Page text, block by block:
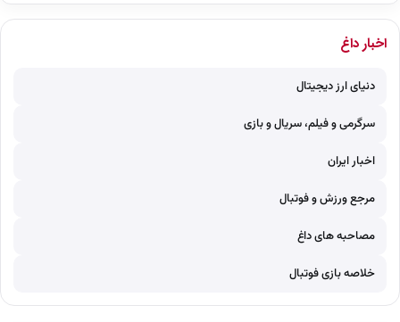
اخبار داغ
دنیای ارز دیجیتال
سرگرمی و فیلم، سریال و بازی
اخبار ایران
مرجع ورزش و فوتبال
مصاحبه های داغ
خلاصه بازی فوتبال